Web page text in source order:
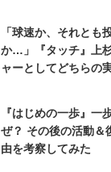
「球速か、それとも
か…」『タッチ』上
ャーとしてどちらの
『はじめの一歩』一
ぜ？ その後の活動＆
由を考察してみた